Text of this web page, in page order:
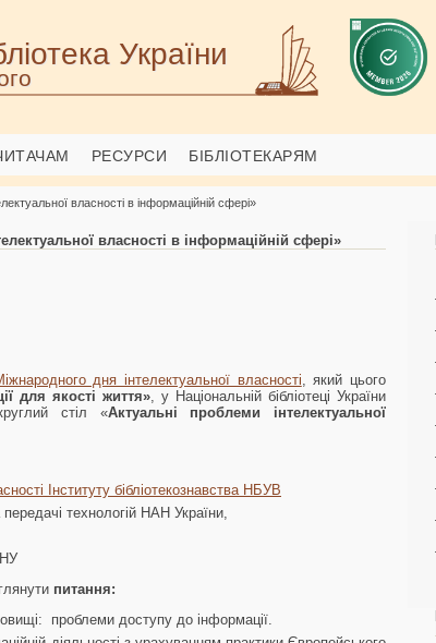
України
РЕСУРСИ БІБЛІОТЕКАРЯМ
власності в інформаційній сфері»
власності в інформаційній сфері»
дня інтелектуальної власності , який цього
для якості життя» , у Національній бібліотеці України
стіл «Актуальні проблеми інтелектуальної
Інституту бібліотекознавства НБУВ
технологій НАН України,
питання:
проблеми доступу до інформації.